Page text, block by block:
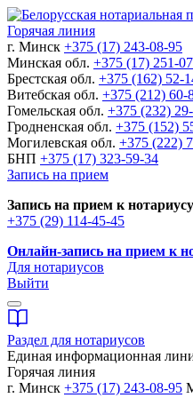
Горячая линия
г. Минск +375 (17) 243-08-95
Минская обл. +375 (17) 251-
Брестская обл. +375 (162) 52-
Витебская обл. +375 (212) 60-
Гомельская обл. +375 (232)
Гродненская обл. +375 (152)
Могилевская обл. +375 (222)
БНП +375 (17) 323-59-34
Запись на прием
Запись на прием к
+375 (29) 114-45-45
Онлайн-запись на прием к
Для нотариусов
Выйти
Раздел для нотариусов
Единая информационная
Горячая линия
г. Минск +375 (17) 243-08-95